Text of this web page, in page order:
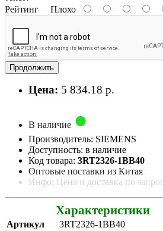
Рейтинг Плохо
Продолжить
Цена: 5 834.18 р.
В наличие
Производитель: SIEMENS
Доступность: в наличие
Код товара: 3RT2326-1BB40
Оптовые поставки из Китая
Инфо: Цена и доставка по
Характеристики
Артикул
3RT2326-1BB40